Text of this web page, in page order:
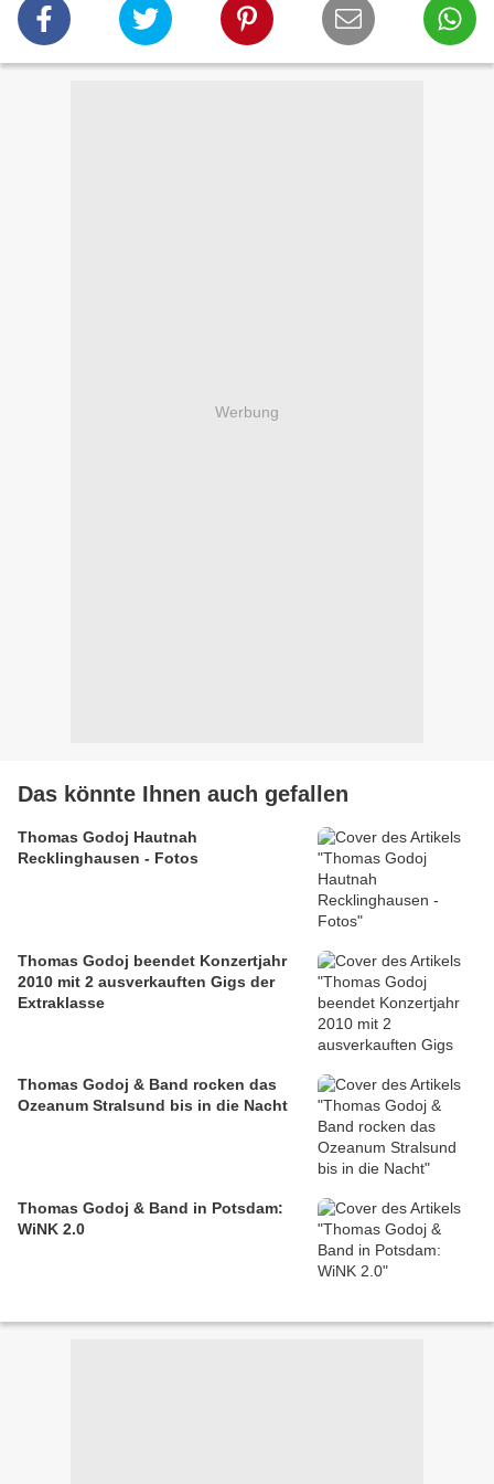
Werbung
Das könnte Ihnen auch gefallen
Thomas Godoj Hautnah
Recklinghausen - Fotos
Thomas Godoj beendet Konzertjahr
2010 mit 2 ausverkauften Gigs der
Extraklasse
Thomas Godoj & Band rocken das
Ozeanum Stralsund bis in die Nacht
Thomas Godoj & Band in Potsdam:
WiNK 2.0